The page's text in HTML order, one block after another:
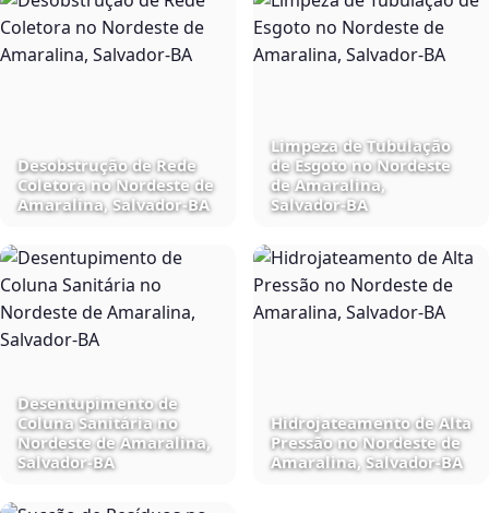
Desobstrução de Rede
Coletora no Nordeste de
Amaralina, Salvador‑BA
Limpeza de Tubulação
de Esgoto no Nordeste
de Amaralina,
Salvador‑BA
Desentupimento de
Coluna Sanitária no
Nordeste de Amaralina,
Salvador‑BA
Hidrojateamento de Alta
Pressão no Nordeste de
Amaralina, Salvador‑BA